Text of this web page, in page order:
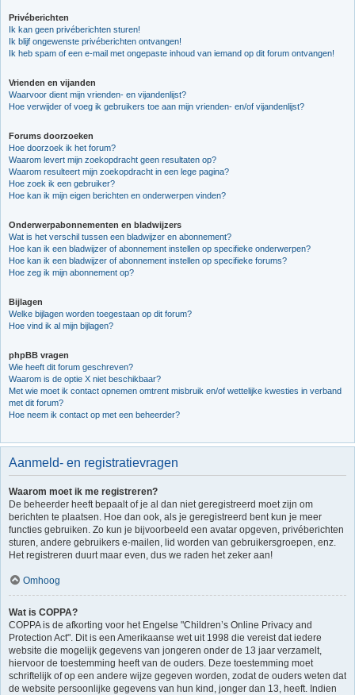
Privéberichten
Ik kan geen privéberichten sturen!
Ik blijf ongewenste privéberichten ontvangen!
Ik heb spam of een e-mail met ongepaste inhoud van iemand op dit forum ontvangen!
Vrienden en vijanden
Waarvoor dient mijn vrienden- en vijandenlijst?
Hoe verwijder of voeg ik gebruikers toe aan mijn vrienden- en/of vijandenlijst?
Forums doorzoeken
Hoe doorzoek ik het forum?
Waarom levert mijn zoekopdracht geen resultaten op?
Waarom resulteert mijn zoekopdracht in een lege pagina?
Hoe zoek ik een gebruiker?
Hoe kan ik mijn eigen berichten en onderwerpen vinden?
Onderwerpabonnementen en bladwijzers
Wat is het verschil tussen een bladwijzer en abonnement?
Hoe kan ik een bladwijzer of abonnement instellen op specifieke onderwerpen?
Hoe kan ik een bladwijzer of abonnement instellen op specifieke forums?
Hoe zeg ik mijn abonnement op?
Bijlagen
Welke bijlagen worden toegestaan op dit forum?
Hoe vind ik al mijn bijlagen?
phpBB vragen
Wie heeft dit forum geschreven?
Waarom is de optie X niet beschikbaar?
Met wie moet ik contact opnemen omtrent misbruik en/of wettelijke kwesties in verband
met dit forum?
Hoe neem ik contact op met een beheerder?
Aanmeld- en registratievragen
Waarom moet ik me registreren?
De beheerder heeft bepaalt of je al dan niet geregistreerd moet zijn om
berichten te plaatsen. Hoe dan ook, als je geregistreerd bent kun je meer
functies gebruiken. Zo kun je bijvoorbeeld een avatar opgeven, privéberichten
sturen, andere gebruikers e-mailen, lid worden van gebruikersgroepen, enz.
Het registreren duurt maar even, dus we raden het zeker aan!
Omhoog
Wat is COPPA?
COPPA is de afkorting voor het Engelse "Children’s Online Privacy and
Protection Act". Dit is een Amerikaanse wet uit 1998 die vereist dat iedere
website die mogelijk gegevens van jongeren onder de 13 jaar verzamelt,
hiervoor de toestemming heeft van de ouders. Deze toestemming moet
schriftelijk of op een andere wijze gegeven worden, zodat de ouders weten dat
de website persoonlijke gegevens van hun kind, jonger dan 13, heeft. Indien